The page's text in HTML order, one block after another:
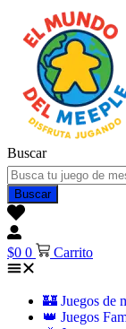
Buscar
Buscar
$0 0 Carrito
🏰 Juegos de
👑 Juegos